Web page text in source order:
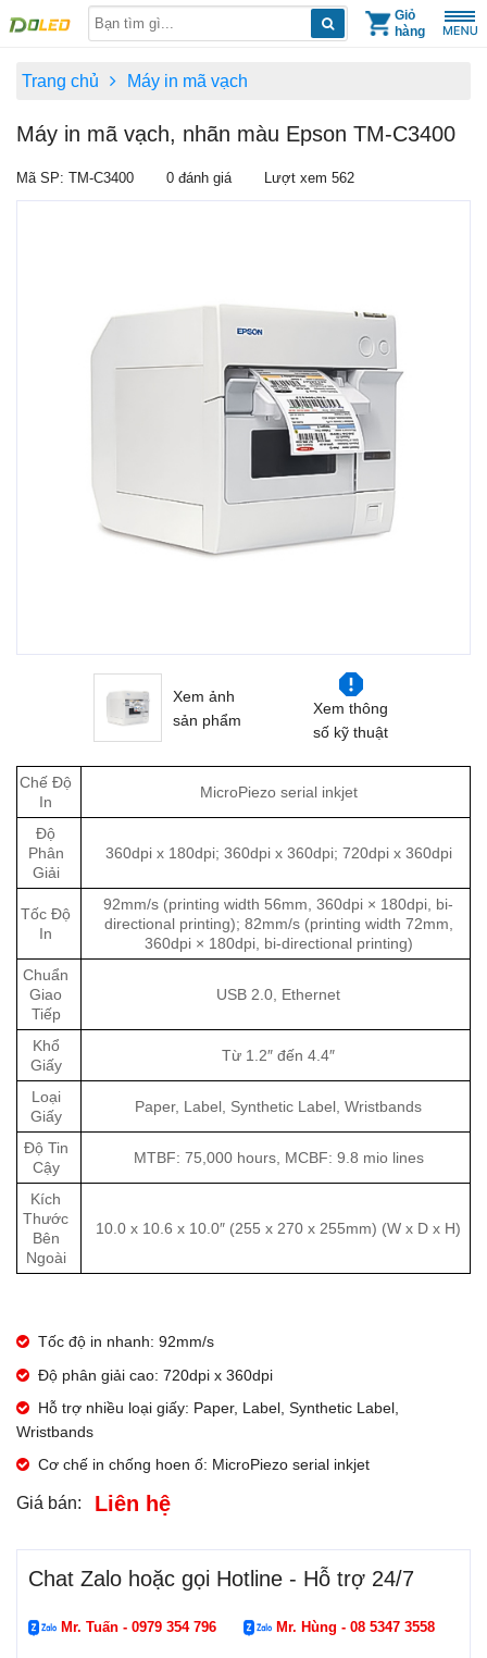
Giỏ
hàng
Trang chủ Máy in mã vạch
Máy in mã vạch, nhãn màu Epson TM-C3400
Mã SP: TM-C3400 0 đánh giá Lượt xem 562
Xem ảnh
sản phẩm
Xem thông
số kỹ thuật
Chế Độ
In
MicroPiezo serial inkjet
Độ
Phân
Giải
360dpi x 180dpi; 360dpi x 360dpi; 720dpi x 360dpi
Tốc Độ
In
92mm/s (printing width 56mm, 360dpi × 180dpi, bi-
directional printing); 82mm/s (printing width 72mm,
360dpi × 180dpi, bi-directional printing)
Chuẩn
Giao
Tiếp
USB 2.0, Ethernet
Khổ
Giấy
Từ 1.2″ đến 4.4″
Loại
Giấy
Paper, Label, Synthetic Label, Wristbands
Độ Tin
Cậy
MTBF: 75,000 hours, MCBF: 9.8 mio lines
Kích
Thước
Bên
Ngoài
10.0 x 10.6 x 10.0″ (255 x 270 x 255mm) (W x D x H)
Tốc độ in nhanh: 92mm/s
Độ phân giải cao: 720dpi x 360dpi
Hỗ trợ nhiều loại giấy: Paper, Label, Synthetic Label,
Wristbands
Cơ chế in chống hoen ố: MicroPiezo serial inkjet
Giá bán: Liên hệ
Chat Zalo hoặc gọi Hotline - Hỗ trợ 24/7
Mr. Tuấn - 0979 354 796 Mr. Hùng - 08 5347 3558